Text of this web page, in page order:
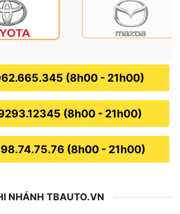
(8h00 - 21h00)
(8h00 - 21h00)
(8h00 - 21h00)
NHÁNH TBAUTO.VN